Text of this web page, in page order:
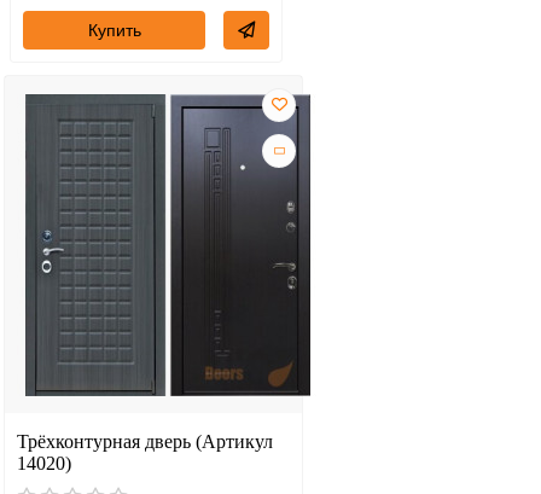
Купить
Трёхконтурная дверь (Артикул
14020)